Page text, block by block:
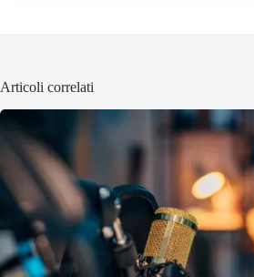
Articoli correlati